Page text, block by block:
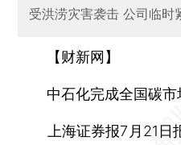
受洪涝灾害袭击 公司临时
【财新网】
中石化完成全国碳
上海证券报7月21日报